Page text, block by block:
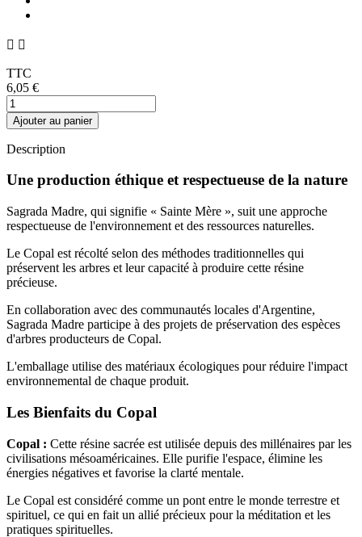
 
TTC
6,05 €
Ajouter au panier
Description
Une production éthique et respectueuse de la nature
Sagrada Madre, qui signifie « Sainte Mère », suit une approche
respectueuse de l'environnement et des ressources naturelles.
Le Copal est récolté selon des méthodes traditionnelles qui
préservent les arbres et leur capacité à produire cette résine
précieuse.
En collaboration avec des communautés locales d'Argentine,
Sagrada Madre participe à des projets de préservation des espèces
d'arbres producteurs de Copal.
L'emballage utilise des matériaux écologiques pour réduire l'impact
environnemental de chaque produit.
Les Bienfaits du Copal
Copal : Cette résine sacrée est utilisée depuis des millénaires par les
civilisations mésoaméricaines. Elle purifie l'espace, élimine les
énergies négatives et favorise la clarté mentale.
Le Copal est considéré comme un pont entre le monde terrestre et
spirituel, ce qui en fait un allié précieux pour la méditation et les
pratiques spirituelles.